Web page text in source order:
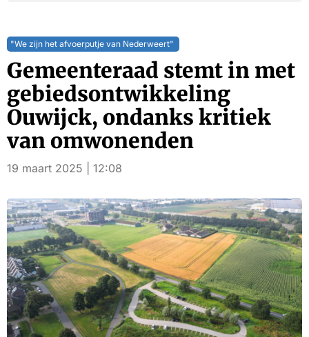
"We zijn het afvoerputje van Nederweert"
Gemeenteraad stemt in met
gebiedsontwikkeling
Ouwijck, ondanks kritiek
van omwonenden
19 maart 2025 | 12:08